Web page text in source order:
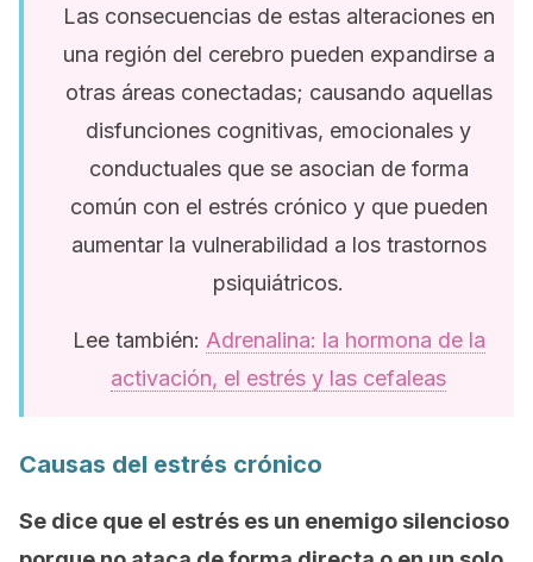
Las consecuencias de estas alteraciones en
una región del cerebro pueden expandirse a
otras áreas conectadas; causando aquellas
disfunciones cognitivas, emocionales y
conductuales que se asocian de forma
común con el estrés crónico y que pueden
aumentar la vulnerabilidad a los trastornos
psiquiátricos.
Lee también: Adrenalina: la hormona de la
activación, el estrés y las cefaleas
Causas del estrés crónico
Se dice que el estrés es un enemigo silencioso